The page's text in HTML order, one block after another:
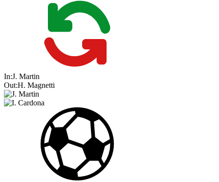
In:J. Martin
Out:H. Magnetti